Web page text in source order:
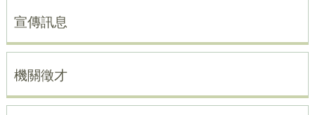
宣傳訊息
機關徵才